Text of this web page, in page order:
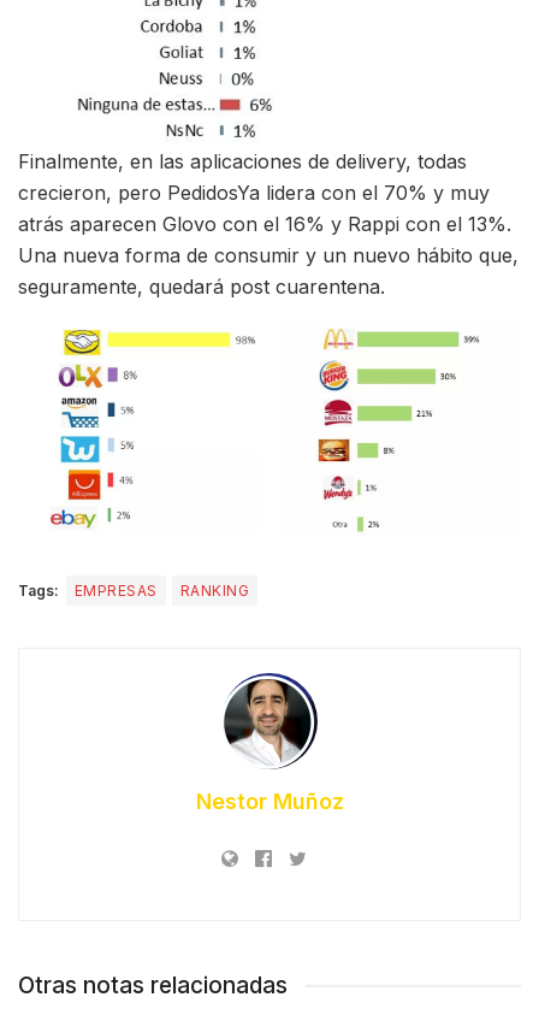
Finalmente, en las aplicaciones de delivery, todas
crecieron, pero PedidosYa lidera con el 70% y muy
atrás aparecen Glovo con el 16% y Rappi con el 13%.
Una nueva forma de consumir y un nuevo hábito que,
seguramente, quedará post cuarentena.
Tags: EMPRESAS RANKING
Nestor Muñoz
Otras notas relacionadas